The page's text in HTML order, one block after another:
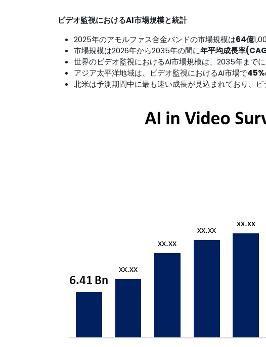
ビデオ監視におけるAI市場規模と統計
2025年のアモルファス合金バンドの市場規模は64億
市場規模は2026年から2035年の間に年平均成長率
世界のビデオ監視におけるAI市場規模は、2035年までに
アジア太平洋地域は、ビデオ監視におけるAI市場で45%
北米は予測期間中に最も速い成長が見込まれており、